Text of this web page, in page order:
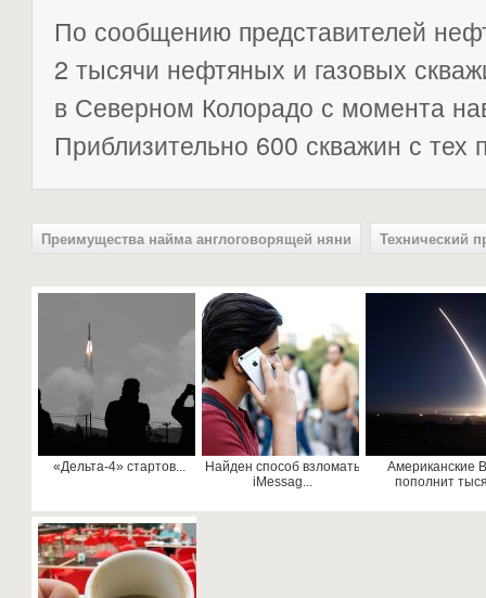
По сообщению представителей
2 тысячи нефтяных и газовых
в Северном Колорадо с момента
Приблизительно 600 скважин с тех
Преимущества найма англоговорящей няни Технический
«Дельта-4» стартов...
Найден способ взломать
iMessag...
Американские
пополнит